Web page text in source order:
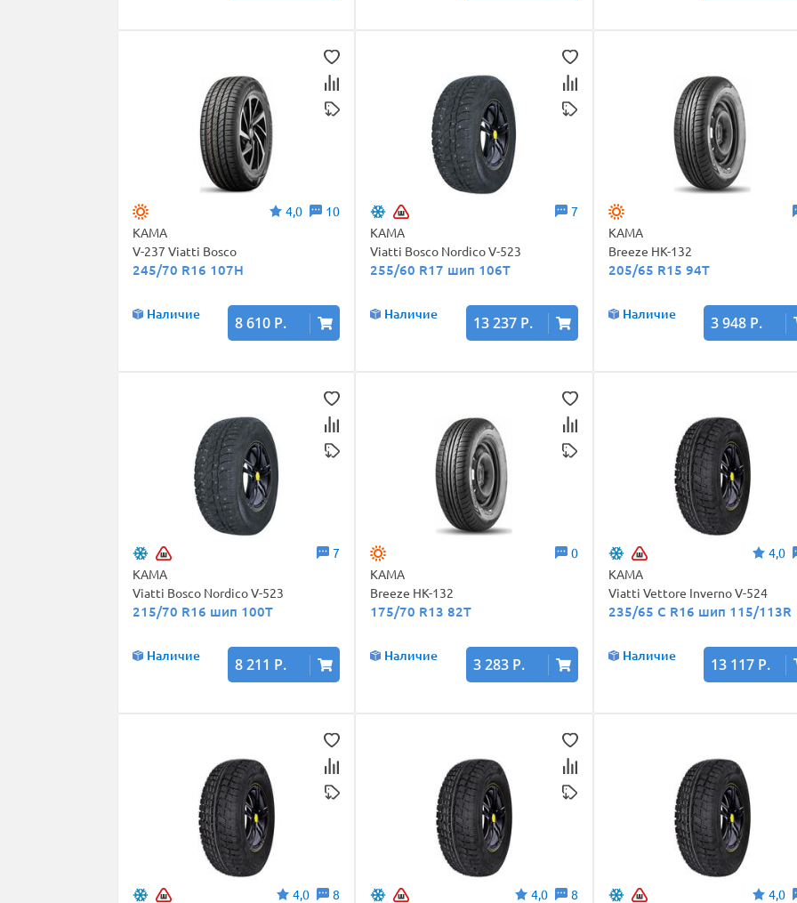
4,0
10
КАМА
V-237 Viatti Bosco
245/70 R16 107H
Наличие 8 610 Р.
7
КАМА
Viatti Bosco Nordico V-523
255/60 R17 шип 106T
Наличие 13 237 Р.
КАМА
Breeze НК-132
205/65 R15 94T
Наличие 3 948 Р.
7
КАМА
Viatti Bosco Nordico V-523
215/70 R16 шип 100T
Наличие 8 211 Р.
0
КАМА
Breeze НК-132
175/70 R13 82T
Наличие 3 283 Р.
4,0
КАМА
Viatti Vettore Inverno V-524
235/65 C R16 шип 115/113R
Наличие 13 117 Р.
4,0
8
4,0
8
4,0